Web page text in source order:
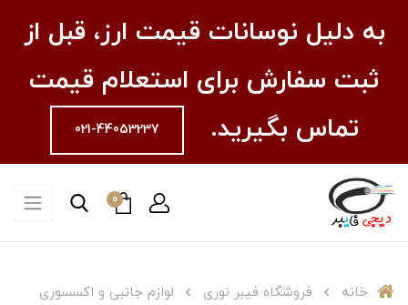
به دلیل نوسانات قیمت ارز، قبل از
ثبت سفارش برای استعلام قیمت
تماس بگیرید.
021-44053237
0
خانه فروشگاه فیبر نوری
لوازم جانبی و اکسسوری